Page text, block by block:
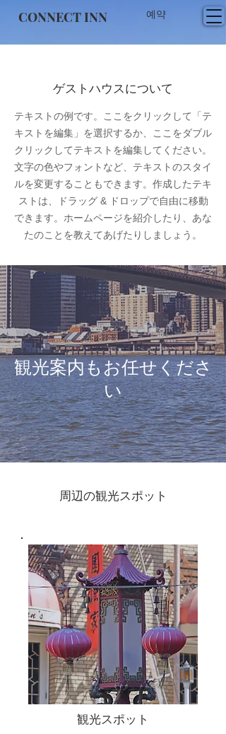
CONNECT INN 예약
ゲストハウスについて
テキストの例です。ここをクリックして「テ
キストを編集」を選択するか、ここをダブル
クリックしてテキストを編集してください。
文字の色やフォントなど、テキストのスタイ
ルを変更することもできます。作成したテキ
ストは、ドラッグ & ドロップで自由に移動
できます。ホームページを紹介したり、あな
たのことを教えてあげたりしましょう。
観光案内もお任せくださ
い
周辺の観光スポット
観光スポット